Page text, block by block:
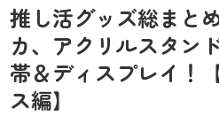
推し活グッズ総まと
カ、アクリルスタン
帯＆ディスプレイ！
ス編】